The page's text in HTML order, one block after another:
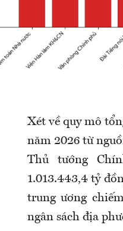
Xétvềquy mô
năm 2026 từ
Thủ tướng
1.013.443,4 tỷ
trung ương
ngân sách địa